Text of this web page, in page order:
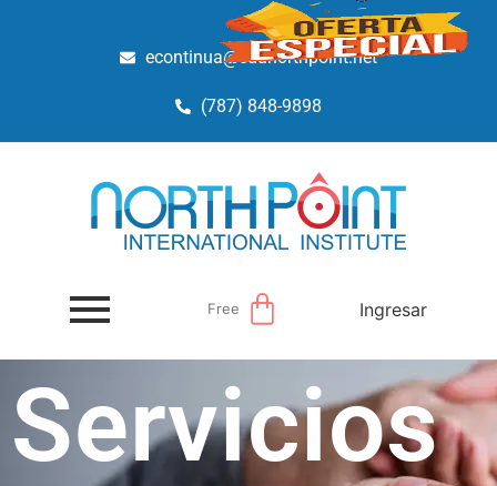
econtinua@edunorthpoint.net
(787) 848-9898
Free Ingresar
Servicios